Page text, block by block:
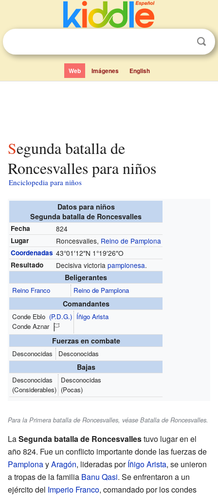
Web Imágenes English
Segunda batalla de
Roncesvalles para niños
Enciclopedia para niños
Datos para niños
Segunda batalla de Roncesvalles
Fecha 824
Lugar Roncesvalles, Reino de Pamplona
Coordenadas 43°01′12″N 1°19′26″O
Resultado Decisiva victoriapamplonesa.
Beligerantes
Reino Franco Reino de Pamplona
Comandantes
Conde Eblo (P.D.G.)
Conde Aznar
Íñigo Arista
Fuerzas en combate
Desconocidas Desconocidas
Bajas
Desconocidas
(Considerables)
Desconocidas
(Pocas)
Para la Primera batalla de Roncesvalles, véase Batalla de Roncesvalles.
LaSegunda batalla de Roncesvallestuvo lugar en el
año 824. Fue un conflicto importante donde las fuerzas de
PamplonayAragón, lideradas porÍñigo Arista, se unieron
a tropas de la familia Banu Qasi. Se enfrentaron a un
ejército del Imperio Franco, comandado por los condes